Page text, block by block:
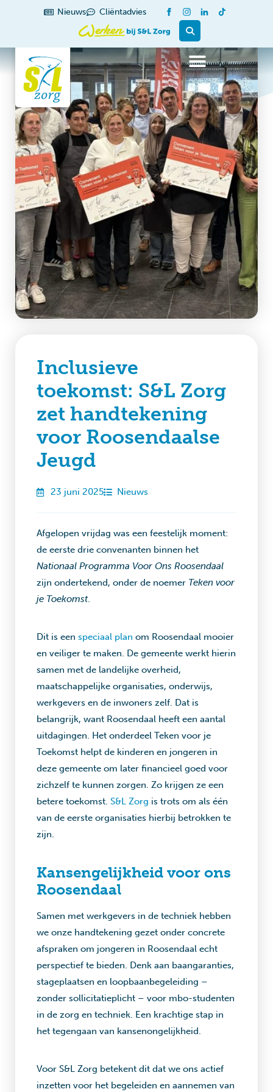
Nieuws Cliëntadvies
Inclusieve
toekomst: S&L Zorg
zet handtekening
voor Roosendaalse
Jeugd
23 juni 2025 Nieuws
Afgelopen vrijdag was een feestelijk moment:
de eerste drie convenanten binnen het
Nationaal Programma Voor Ons Roosendaal
zijn ondertekend, onder de noemer Teken voor
je Toekomst.
Dit is een speciaal plan om Roosendaal mooier
en veiliger te maken. De gemeente werkt hierin
samen met de landelijke overheid,
maatschappelijke organisaties, onderwijs,
werkgevers en de inwoners zelf. Dat is
belangrijk, want Roosendaal heeft een aantal
uitdagingen. Het onderdeel Teken voor je
Toekomst helpt de kinderen en jongeren in
deze gemeente om later financieel goed voor
zichzelf te kunnen zorgen. Zo krijgen ze een
betere toekomst. S&L Zorg is trots om als één
van de eerste organisaties hierbij betrokken te
zijn.
Kansengelijkheid voor ons
Roosendaal
Samen met werkgevers in de techniek hebben
we onze handtekening gezet onder concrete
afspraken om jongeren in Roosendaal echt
perspectief te bieden. Denk aan baangaranties,
stageplaatsen en loopbaanbegeleiding –
zonder sollicitatieplicht – voor mbo-studenten
in de zorg en techniek. Een krachtige stap in
het tegengaan van kansenongelijkheid.
Voor S&L Zorg betekent dit dat we ons actief
inzetten voor het begeleiden en aannemen van